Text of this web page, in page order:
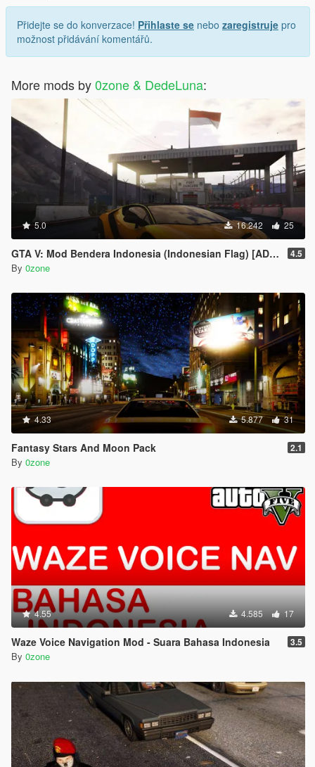
Přidejte se do konverzace! Přihlaste se nebo zaregistruje pro
možnost přidávání komentářů.
More mods by0zone & DedeLuna:
5.0 16.242 25
GTA V: Mod Bendera Indonesia (Indonesian Flag) [ADDON] 4.5
By 0zone
4.33 5.877 31
Fantasy Stars And Moon Pack 2.1
By 0zone
4.55 4.585 17
Waze Voice Navigation Mod - Suara Bahasa Indonesia 3.5
By 0zone